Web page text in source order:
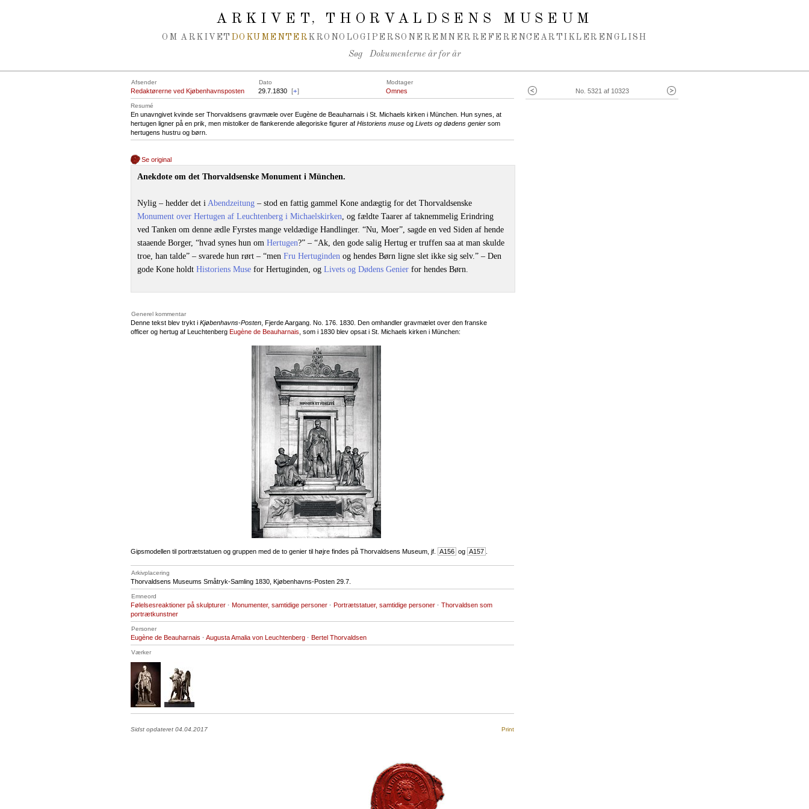
ARKIVET, THORVALDSENS MUSEUM
OM ARKIVET DOKUMENTER KRONOLOGI PERSONER EMNER REFERENCEARTIKLER ENGLISH
Søg Dokumenterne år for år
No. 5321 af 10323
Afsender Dato Modtager
Redaktørerne ved Kjøbenhavnsposten 29.7.1830 [+] Omnes
Resumé
En unavngivet kvinde ser Thorvaldsens gravmæle over Eugène de Beauharnais i St. Michaels kirken i München. Hun synes, at
hertugen ligner på en prik, men mistolker de flankerende allegoriske figurer af Historiens muse og Livets og dødens genier som
hertugens hustru og børn.
Se original
Anekdote om det Thorvaldsenske Monument i München.
Nylig ‒ hedder det i Abendzeitung ‒ stod en fattig gammel Kone andægtig for det Thorvaldsenske
Monument over Hertugen af Leuchtenberg i Michaelskirken, og fældte Taarer af taknemmelig Erindring
ved Tanken om denne ædle Fyrstes mange veldædige Handlinger. “Nu, Moer”, sagde en ved Siden af hende
staaende Borger, “hvad synes hun om Hertugen?” ‒ “Ak, den gode salig Hertug er truffen saa at man skulde
troe, han talde” ‒ svarede hun rørt ‒ “men Fru Hertuginden og hendes Børn ligne slet ikke sig selv.” ‒ Den
gode Kone holdt Historiens Muse for Hertuginden, og Livets og Dødens Genier for hendes Børn.
Generel kommentar
Denne tekst blev trykt i Kjøbenhavns-Posten , Fjerde Aargang. No. 176. 1830. Den omhandler gravmælet over den franske
officer og hertug af Leuchtenberg Eugène de Beauharnais , som i 1830 blev opsat i St. Michaels kirken i München:
Gipsmodellen til portrætstatuen og gruppen med de to genier til højre findes på Thorvaldsens Museum, jf. A156 og A157
Arkivplacering
Thorvaldsens Museums Småtryk-Samling 1830, Kjøbenhavns-Posten 29.7.
Emneord
Følelsesreaktioner på skulpturer · Monumenter, samtidige personer · Portrætstatuer, samtidige personer · Thorvaldsen som
portrætkunstner
Personer
Eugène de Beauharnais · Augusta Amalia von Leuchtenberg · Bertel Thorvaldsen
Værker
Sidst opdateret 04.04.2017 Print